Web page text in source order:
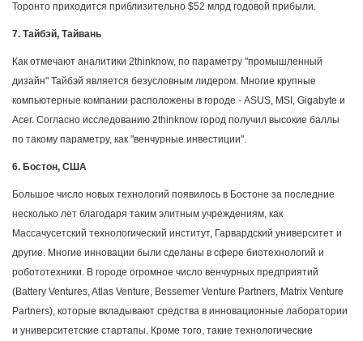
Торонто приходится приблизительно $52 млрд годовой прибыли.
7. Тайбэй, Тайвань
Как отмечают аналитики 2thinknow, по параметру "промышленный
дизайн" Тайбэй является безусловным лидером. Многие крупные
компьютерные компании расположены в городе - ASUS, MSI, Gigabyte и
Acer. Согласно исследованию 2thinknow город получил высокие баллы
по такому параметру, как "венчурные инвестиции".
6. Бостон, США
Большое число новых технологий появилось в Бостоне за последние
несколько лет благодаря таким элитным учреждениям, как
Массачусетский технологический институт, Гарвардский университет и
другие. Многие инновации были сделаны в сфере биотехнологий и
робототехники. В городе огромное число венчурных предприятий
(Battery Ventures, Atlas Venture, Bessemer Venture Partners, Matrix Venture
Partners), которые вкладывают средства в инновационные лаборатории
и университетские стартапы. Кроме того, такие технологические